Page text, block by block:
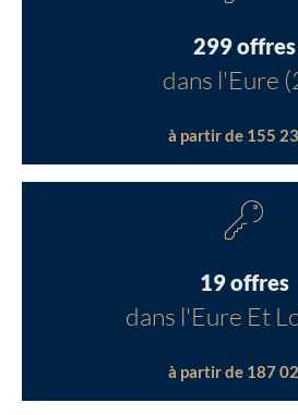
299 offres
dans l'Eure
à partir de 155
19 offres
dans l'Eure Et
à partir de 187